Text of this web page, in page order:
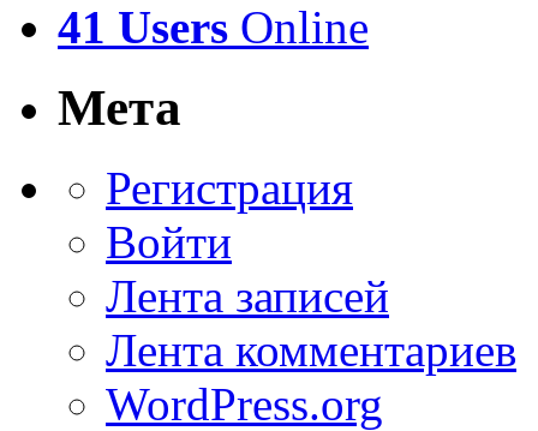
41 Users Online
Мета
Регистрация
Войти
Лента записей
Лента комментариев
WordPress.org